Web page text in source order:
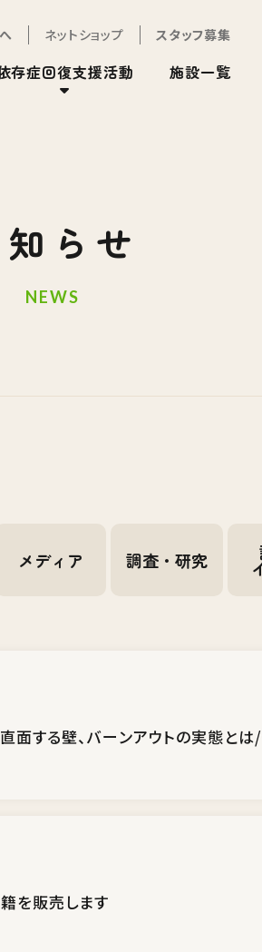
ネットショップ スタッフ募集
存症回復支援活動 施設一覧
らせ
NEWS
メディア 調査・研究
面する壁、バーンアウトの実態とは
を販売します